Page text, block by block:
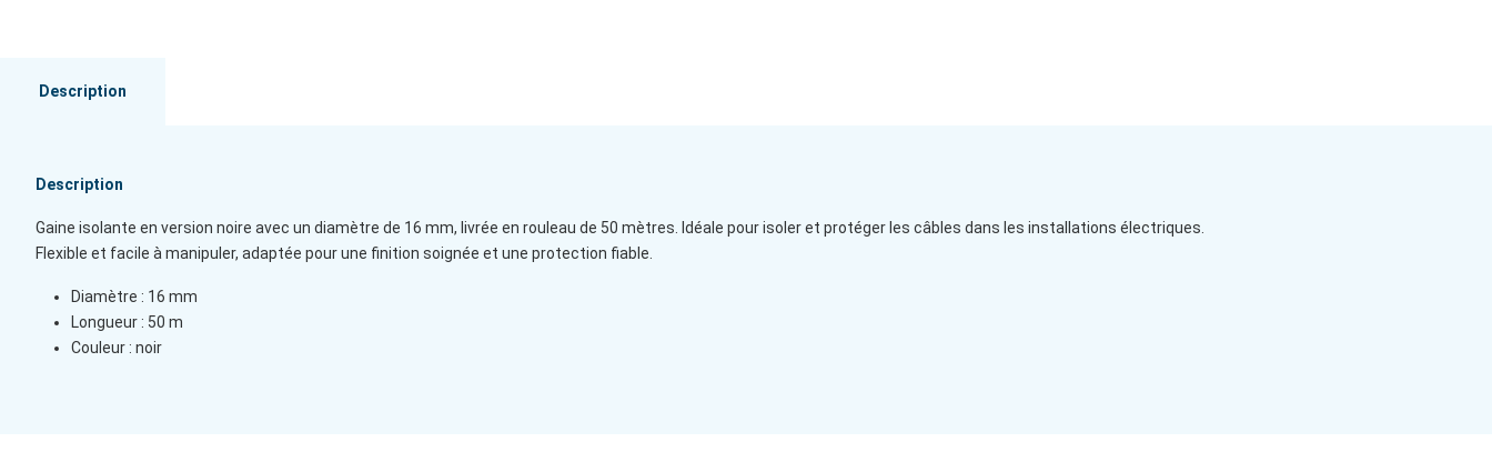
Description
Description
Gaine isolante en version noire avec un diamètre de 16 mm, livrée en rouleau de 50 mètres. Idéale pour isoler et protéger les câbles dans les installations électriques.
Flexible et facile à manipuler, adaptée pour une finition soignée et une protection fiable.
Diamètre : 16 mm
Longueur : 50 m
Couleur : noir